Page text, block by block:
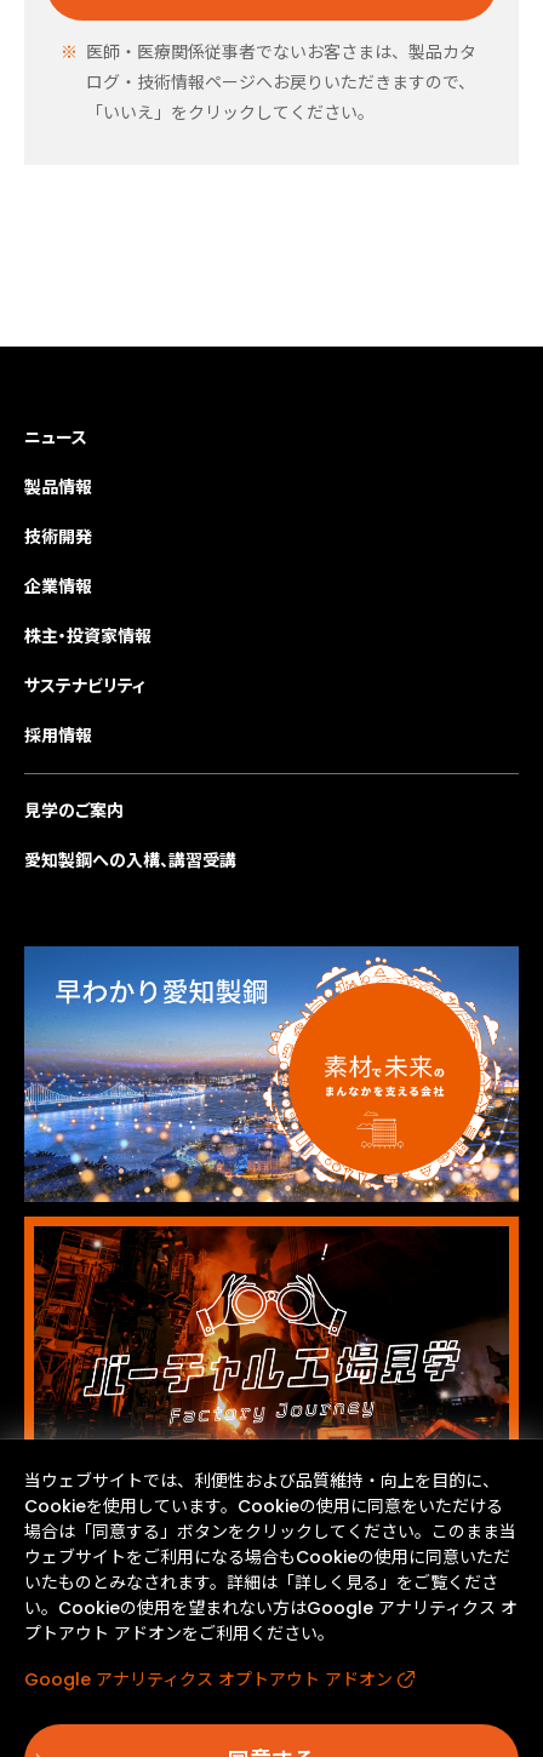
医師・医療関係従事者でないお客さまは、製品カタ
ログ・技術情報ページへお戻りいただきますので、
「いいえ」をクリックしてください。
ニュース
製品情報
技術開発
企業情報
株主・投資家情報
サステナビリティ
採用情報
見学のご案内
愛知製鋼への入構、講習受講
当ウェブサイトでは、利便性および品質維持・向上を目的に、
Cookieを使用しています。Cookieの使用に同意をいただける
場合は「同意する」ボタンをクリックしてください。このまま当
ウェブサイトをご利用になる場合もCookieの使用に同意いただ
いたものとみなされます。詳細は「詳しく見る」をご覧くださ
い。Cookieの使用を望まれない方はGoogle アナリティクス オ
プトアウト アドオンをご利用ください。
Google アナリティクス オプトアウト アドオン